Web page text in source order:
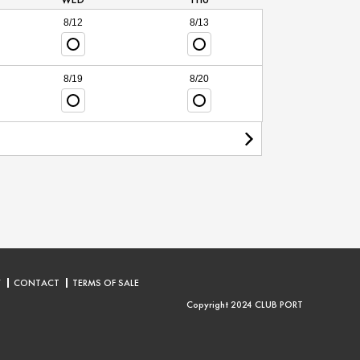
8/12 8/13
8/19 8/20
CONTACT
TERMS OF SALE
Copyright 2024 CLUB PORT